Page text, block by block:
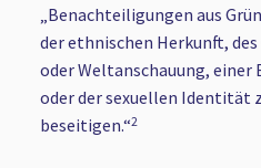
„Benachteiligungen aus
der ethnischen Herkunft,
oder Weltanschauung, einer
oder der sexuellen Identität
beseitigen.“2